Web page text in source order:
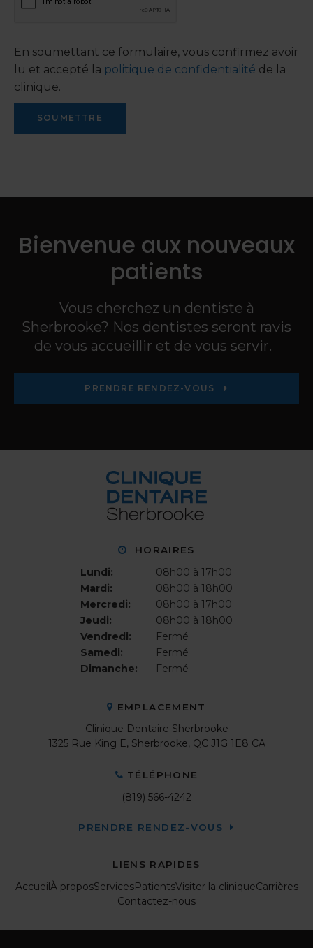
En soumettant ce formulaire, vous confirmez avoir
lu et accepté la politique de confidentialité de la
clinique.
Bienvenue aux nouveaux
patients
Vous cherchez un dentiste à
Sherbrooke? Nos dentistes seront ravis
de vous accueillir et de vous servir.
PRENDRE RENDEZ-VOUS
HORAIRES
Lundi:
08h00 à 17h00
Mardi:
08h00 à 18h00
Mercredi:
08h00 à 17h00
Jeudi:
08h00 à 18h00
Vendredi:
Fermé
Samedi:
Fermé
Dimanche:
Fermé
EMPLACEMENT
Clinique Dentaire Sherbrooke
1325 Rue King E Sherbrooke QC J1G 1E8 CA
TÉLÉPHONE
(819) 566-4242
PRENDRE RENDEZ-VOUS
LIENS RAPIDES
AccueilÀ proposServicesPatientsVisiter la cliniqueCarrières
Contactez-nous